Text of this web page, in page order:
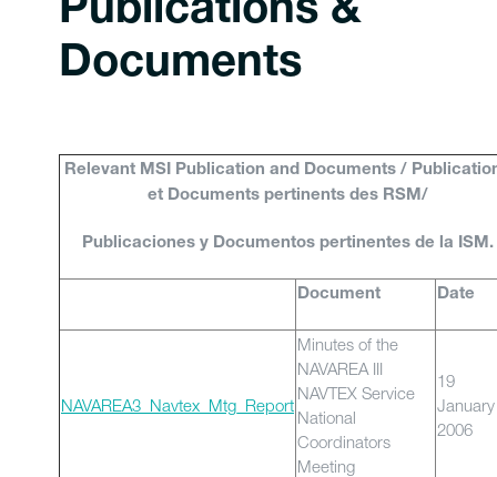
Publications &
Documents
Relevant MSI Publication and Documents /
et Documents pertinents des RSM/
Publicaciones y Documentos pertinentes de la ISM.
Document Date
NAVAREA3_Navtex_Mtg_Report
Minutes of the
NAVAREA III
NAVTEX Service
National
Coordinators
Meeting
19
January
2006